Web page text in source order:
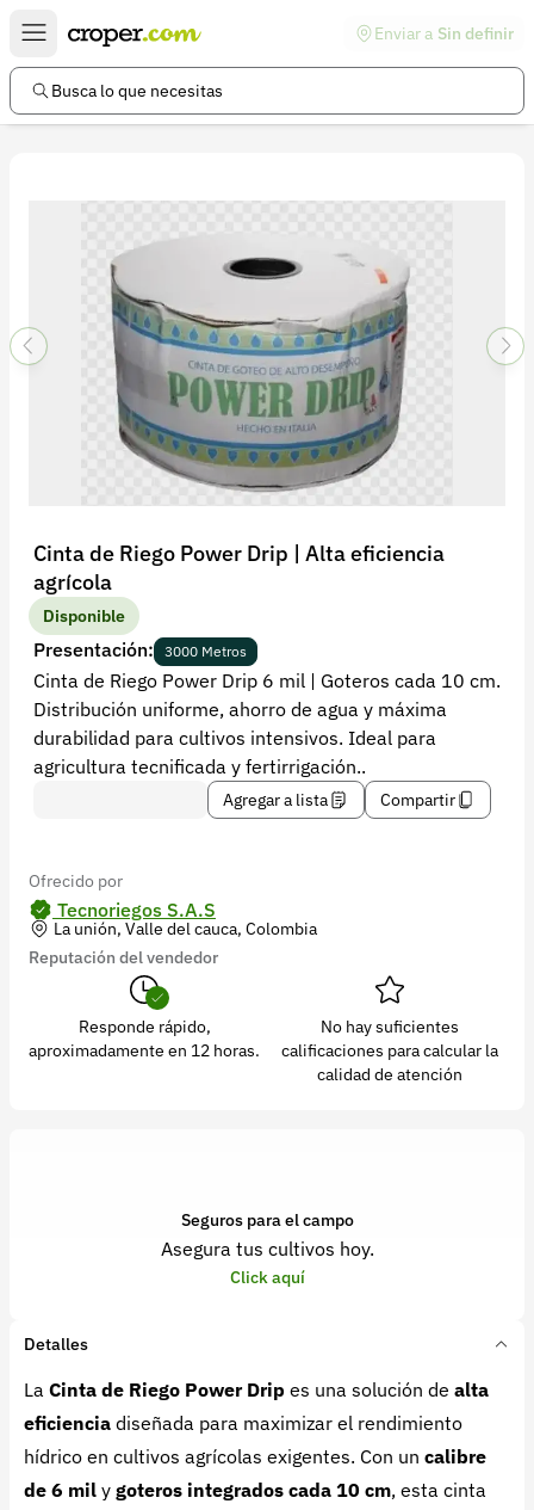
Enviar a Sin definir
Busca lo que necesitas
Cinta de Riego Power Drip | Alta eficiencia
agrícola
Disponible
Presentación: 3000 Metros
Cinta de Riego Power Drip 6 mil | Goteros cada 10 cm.
Distribución uniforme, ahorro de agua y máxima
durabilidad para cultivos intensivos. Ideal para
agricultura tecnificada y fertirrigación..
Agregar a lista Compartir
Ofrecido por
Tecnoriegos S.A.S
La unión, Valle del cauca, Colombia
Reputación del vendedor
Responde rápido,
aproximadamente en 12 horas.
No hay suficientes
calificaciones para calcular la
calidad de atención
Seguros para el campo
Asegura tus cultivos hoy.
Click aquí
Detalles
La Cinta de Riego Power Drip es una solución de alta
eficiencia diseñada para maximizar el rendimiento
hídrico en cultivos agrícolas exigentes. Con un calibre
de 6 mil y goteros integrados cada 10 cm, esta cinta
Enlaces de interés
Preguntas frecuentes
Términos y condiciones
Política de devoluciones
Política de privacidad
Recuperar contraseña
Contacto
Soporte
+57 323 2931928
contacto@croper.com
© 2026 Croper.com Todos los derechos reservados